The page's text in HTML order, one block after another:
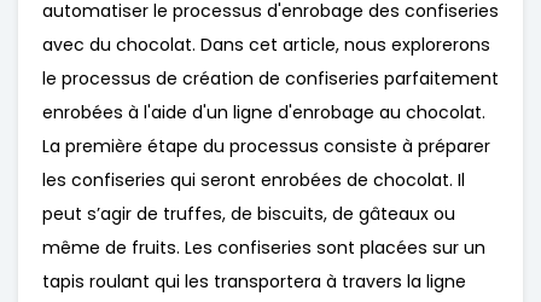
automatiser le processus d'enrobage des confiseries
avec du chocolat. Dans cet article, nous explorerons
le processus de création de confiseries parfaitement
enrobées à l'aide d'un ligne d'enrobage au chocolat.
La première étape du processus consiste à préparer
les confiseries qui seront enrobées de chocolat. Il
peut s’agir de truffes, de biscuits, de gâteaux ou
même de fruits. Les confiseries sont placées sur un
tapis roulant qui les transportera à travers la ligne